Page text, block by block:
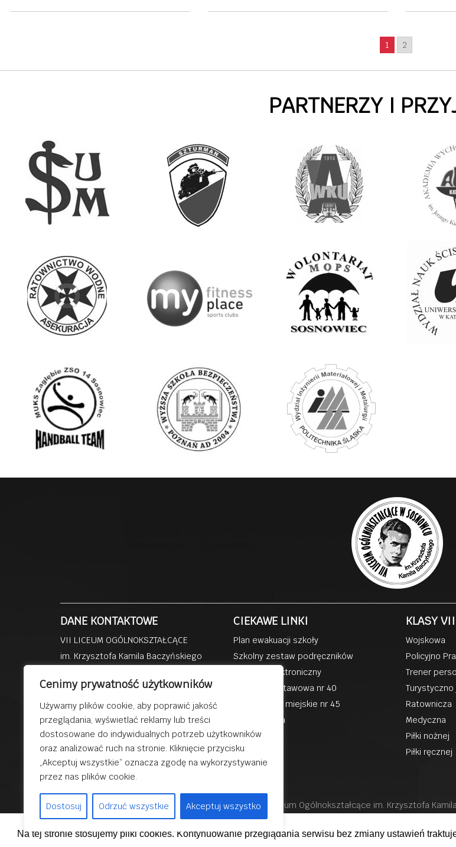
Na tej stronie stosujemy pliki cookies. Kontynuowanie przeglądania serwisu bez zmiany ustawień
Cenimy prywatność użytkowników
Używamy plików cookie, aby poprawić jakość
przeglądania, wyświetlać reklamy lub treści
dostosowane do indywidualnych potrzeb użytkowników
oraz analizować ruch na stronie. Kliknięcie przycisku
„Akceptuj wszystkie” oznacza zgodę na wykorzystywanie
przez nas plików cookie.
Dostosuj Odrzuć wszystkie Akceptuj wszystko
1 2
PARTNERZY I
DANE KONTAKTOWE
VII LICEUM OGÓLNOKSZTAŁCĄCE
im. Krzysztofa Kamila Baczyńskiego
41-219 Sosnowiec
tel: (32) 293 81 39
fax: (32) 293 85 58
lo7@sosnowiec.edu.pl
CIEKAWE LINKI
Plan ewakuacji szkoły
Szkolny zestaw podręczników
Dziennik elektroniczny
Szkoła podstawowa nr 40
Przedszkole miejskie nr 45
Dobra szkoła
Dydaktyka
KLASY
Wojskowa
Policyjno
Trener
Turystyczno
Ratownicza
Medyczna
Piłki nożnej
Piłki ręcznej
© 2019 VII liceum Ogólnokształcące im. Krzysztofa